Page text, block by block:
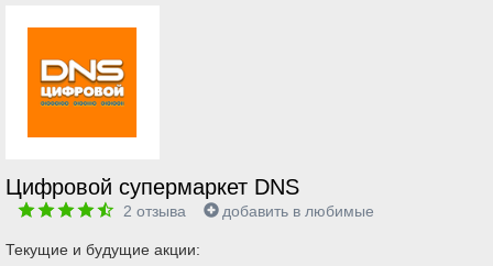
Цифровой супермаркет DNS
2 отзыва добавить в любимые
Текущие и будущие акции: